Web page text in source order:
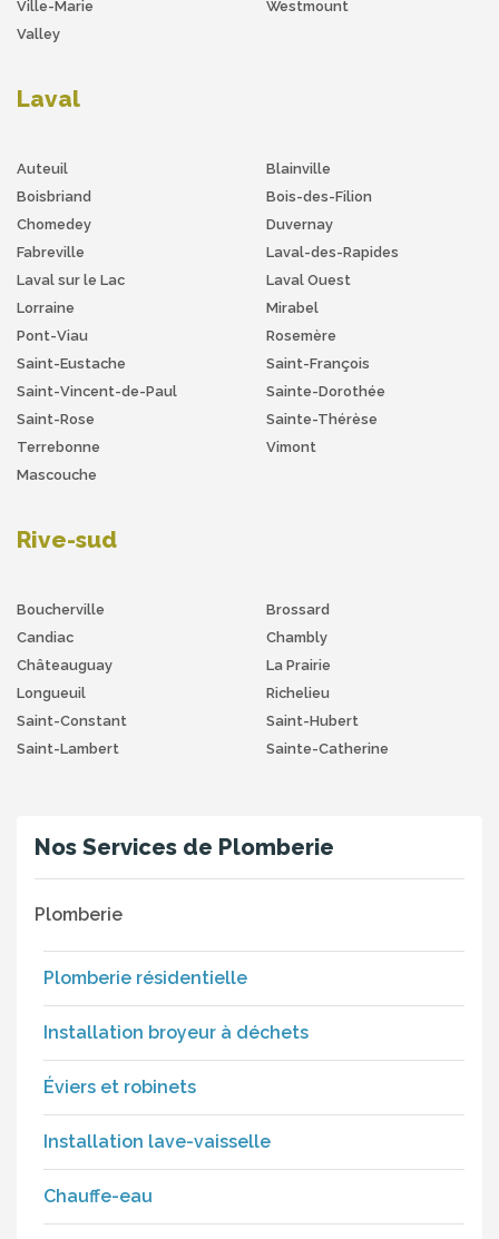
Ville-Marie
Westmount
Valley
Laval
Auteuil
Blainville
Boisbriand
Bois-des-Filion
Chomedey
Duvernay
Fabreville
Laval-des-Rapides
Laval sur le Lac
Laval Ouest
Lorraine
Mirabel
Pont-Viau
Rosemère
Saint-Eustache
Saint-François
Saint-Vincent-de-Paul
Sainte-Dorothée
Saint-Rose
Sainte-Thérèse
Terrebonne
Vimont
Mascouche
Rive-sud
Boucherville
Brossard
Candiac
Chambly
Châteauguay
La Prairie
Longueuil
Richelieu
Saint-Constant
Saint-Hubert
Saint-Lambert
Sainte-Catherine
Nos Services de Plomberie
Plomberie
Plomberie résidentielle
Installation broyeur à déchets
Éviers et robinets
Installation lave-vaisselle
Chauffe-eau